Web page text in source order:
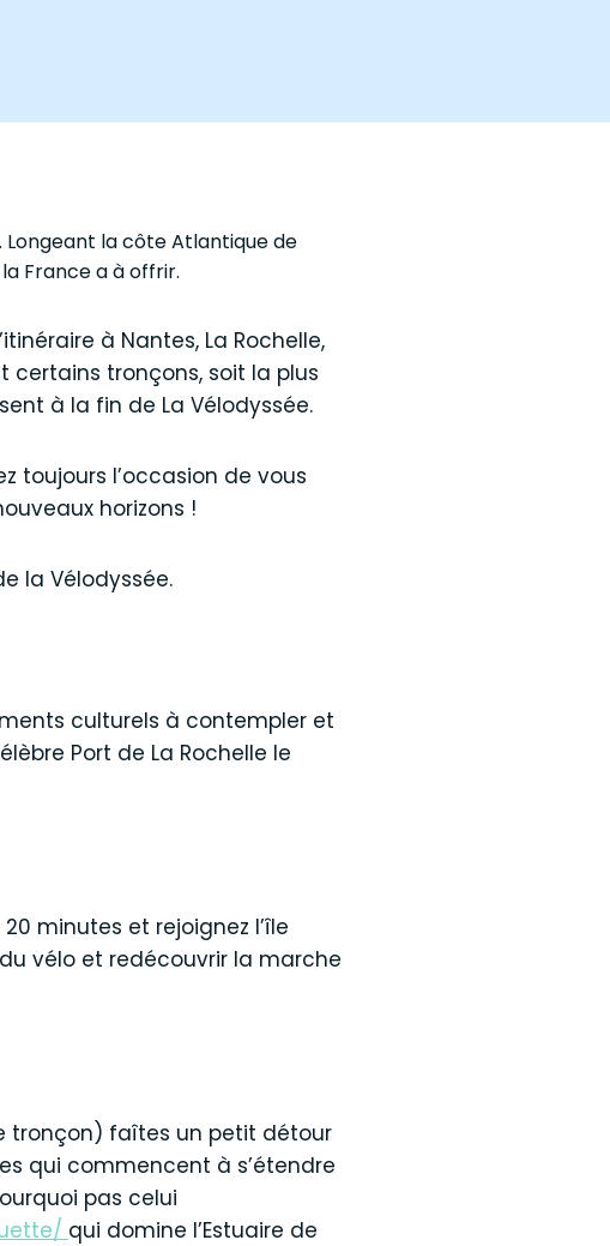
Longeant la côte Atlantique de
France a à offrir.
à Nantes, La Rochelle,
certains tronçons, soit la plus
à la fin de La Vélodyssée.
toujours l’occasion de vous
horizons !
la Vélodyssée.
culturels à contempler et
Port de La Rochelle le
minutes et rejoignez l’île
vélo et redécouvrir la marche
tronçon) faîtes un petit détour
qui commencent à s’étendre
pas celui
qui domine l’Estuaire de